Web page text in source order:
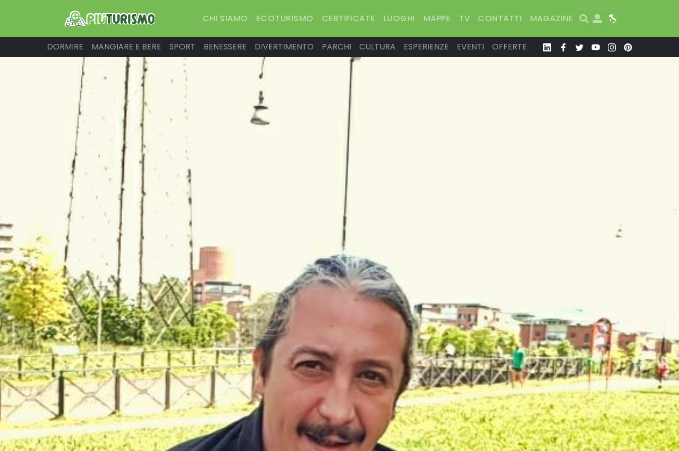
CHI SIAMO ECOTURISMO CERTIFICATE LUOGHI MAPPE TV CONTATTI MAGAZINE Search
User Map
DORMIRE MANGIARE E BERE SPORT BENESSERE DIVERTIMENTO PARCHI CULTURA ESPERIENZE EVENTI OFFERTE